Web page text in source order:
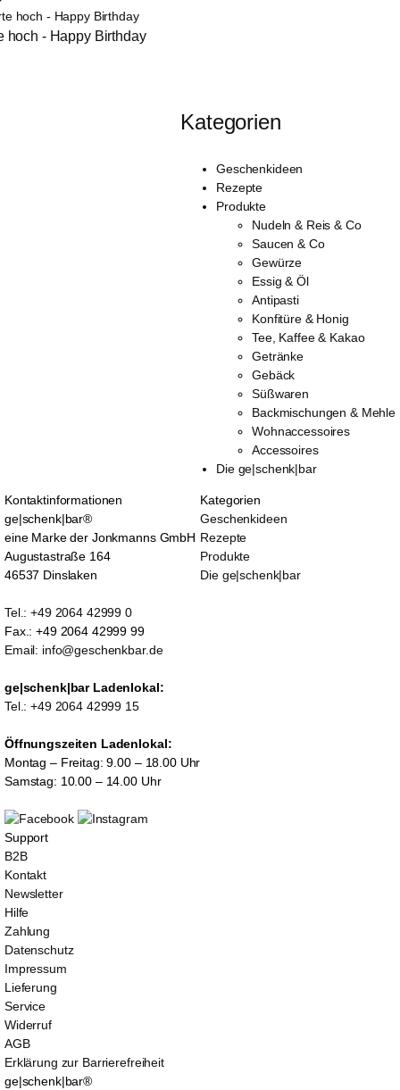
hoch - Happy Birthday
Kategorien
Geschenkideen
Rezepte
Produkte
Nudeln & Reis & Co
Saucen & Co
Gewürze
Essig & Öl
Antipasti
Konfitüre & Honig
Tee, Kaffee & Kakao
Getränke
Gebäck
Süßwaren
Backmischungen & Mehle
Wohnaccessoires
Accessoires
Die ge|schenk|bar
Kontaktinformationen
ge|schenk|bar®
eine Marke der Jonkmanns GmbH
Augustastraße 164
46537 Dinslaken
Tel.: +49 2064 42999 0
Fax.: +49 2064 42999 99
Email: info@geschenkbar.de
ge|schenk|bar Ladenlokal:
Tel.: +49 2064 42999 15
Öffnungszeiten Ladenlokal:
Montag – Freitag: 9.00 – 18.00 Uhr
Samstag: 10.00 – 14.00 Uhr
Kategorien
Geschenkideen
Rezepte
Produkte
Die ge|schenk|bar
Support
B2B
Kontakt
Newsletter
Hilfe
Zahlung
Datenschutz
Impressum
Lieferung
Service
Widerruf
AGB
Erklärung zur Barrierefreiheit
ge|schenk|bar®